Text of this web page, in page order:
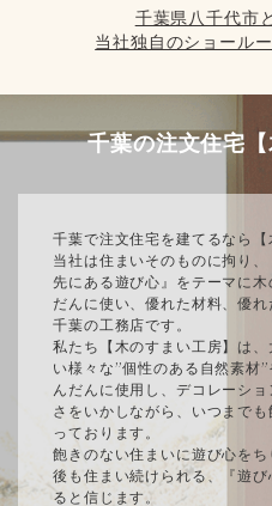
千葉県八千代市
当社独自のショール
千葉の注文住宅
千葉で注文住宅を建てるなら【
当社は住まいそのものに拘り
先にある遊び心』をテーマに
だんに使い、優れた材料、優
千葉の工務店です。
私たち【木のすまい工房】は
い様々な”個性のある自然素材
んだんに使用し、デコレーシ
さをいかしながら、いつまで
っております。
飽きのない住まいに遊び心を
後も住まい続けられる、『遊
ると信じます。